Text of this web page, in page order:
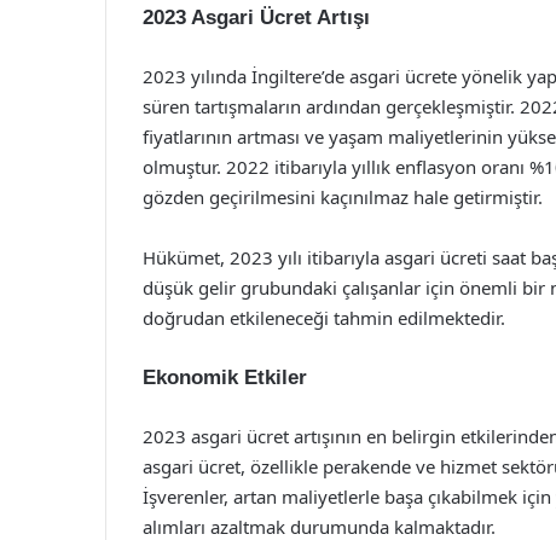
2023 Asgari Ücret Artışı
2023 yılında İngiltere’de asgari ücrete yönelik
süren tartışmaların ardından gerçekleşmiştir.
fiyatlarının artması ve yaşam maliyetlerinin
olmuştur. 2022 itibarıyla yıllık enflasyon oranı
gözden geçirilmesini kaçınılmaz hale getirmiştir.
Hükümet, 2023 yılı itibarıyla asgari ücreti saat
düşük gelir grubundaki çalışanlar için önemli bir
doğrudan etkileneceği tahmin edilmektedir.
Ekonomik Etkiler
2023 asgari ücret artışının en belirgin
asgari ücret, özellikle perakende ve hizmet
İşverenler, artan maliyetlerle başa çıkabilmek için
alımları azaltmak durumunda kalmaktadır.